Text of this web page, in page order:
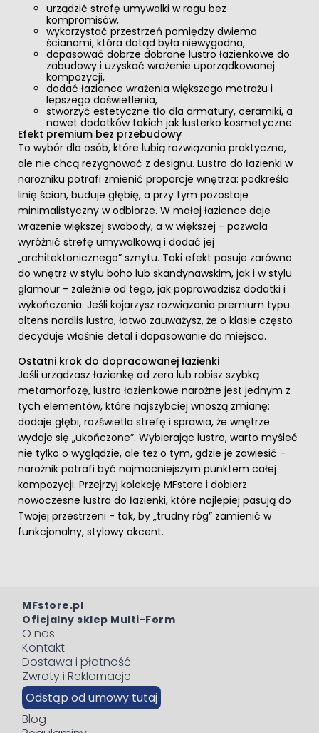
urządzić strefę umywalki w rogu bez
kompromisów,
wykorzystać przestrzeń pomiędzy dwiema
ścianami, która dotąd była niewygodna,
dopasować dobrze dobrane lustro łazienkowe do
zabudowy i uzyskać wrażenie uporządkowanej
kompozycji,
dodać łazience wrażenia większego metrażu i
lepszego doświetlenia,
stworzyć estetyczne tło dla armatury, ceramiki, a
nawet dodatków takich jak lusterko kosmetyczne.
Efekt premium bez przebudowy
To wybór dla osób, które lubią rozwiązania praktyczne,
ale nie chcą rezygnować z designu. Lustro do łazienki w
narożniku potrafi zmienić proporcje wnętrza: podkreśla
linię ścian, buduje głębię, a przy tym pozostaje
minimalistyczny w odbiorze. W małej łazience daje
wrażenie większej swobody, a w większej - pozwala
wyróżnić strefę umywalkową i dodać jej
„architektonicznego” sznytu. Taki efekt pasuje zarówno
do wnętrz w stylu boho lub skandynawskim, jak i w stylu
glamour - zależnie od tego, jak poprowadzisz dodatki i
wykończenia. Jeśli kojarzysz rozwiązania premium typu
oltens nordlis lustro, łatwo zauważysz, że o klasie często
decyduje właśnie detal i dopasowanie do miejsca.
Ostatni krok do dopracowanej łazienki
Jeśli urządzasz łazienkę od zera lub robisz szybką
metamorfozę, lustro łazienkowe narożne jest jednym z
tych elementów, które najszybciej wnoszą zmianę:
dodaje głębi, rozświetla strefę i sprawia, że wnętrze
wydaje się „ukończone”. Wybierając lustro, warto myśleć
nie tylko o wyglądzie, ale też o tym, gdzie je zawiesić -
narożnik potrafi być najmocniejszym punktem całej
kompozycji. Przejrzyj kolekcję MFstore i dobierz
nowoczesne lustra do łazienki, które najlepiej pasują do
Twojej przestrzeni - tak, by „trudny róg” zamienić w
funkcjonalny, stylowy akcent.
MFstore.pl
Oficjalny sklep Multi-Form
O nas
Kontakt
Dostawa i płatność
Zwroty i Reklamacje
Odstąp od umowy tutaj
Blog